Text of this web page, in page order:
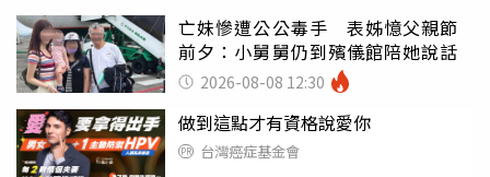
亡妹慘遭公公毒手 表姊憶父親節
前夕：小舅舅仍到殯儀館陪她說話
2026-08-08 12:30
做到這點才有資格說愛你
台灣癌症基金會